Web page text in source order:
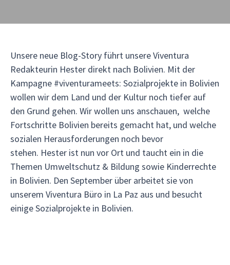
Unsere neue Blog-Story führt unsere Viventura
Redakteurin Hester direkt nach Bolivien. Mit der
Kampagne #viventurameets: Sozialprojekte in Bolivien
wollen wir dem Land und der Kultur noch tiefer auf
den Grund gehen. Wir wollen uns anschauen, welche
Fortschritte Bolivien bereits gemacht hat, und welche
sozialen Herausforderungen noch bevor
stehen. Hester ist nun vor Ort und taucht ein in die
Themen Umweltschutz & Bildung sowie Kinderrechte
in Bolivien. Den September über arbeitet sie von
unserem Viventura Büro in La Paz aus und besucht
einige Sozialprojekte in Bolivien.